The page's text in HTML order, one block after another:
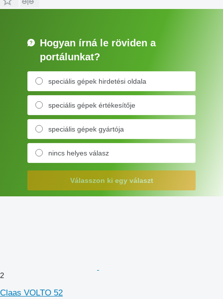
Hogyan írná le röviden a
portálunkat?
speciális gépek hirdetési oldala
speciális gépek értékesítője
speciális gépek gyártója
nincs helyes válasz
Válasszon ki egy választ
2
Claas VOLTO 52